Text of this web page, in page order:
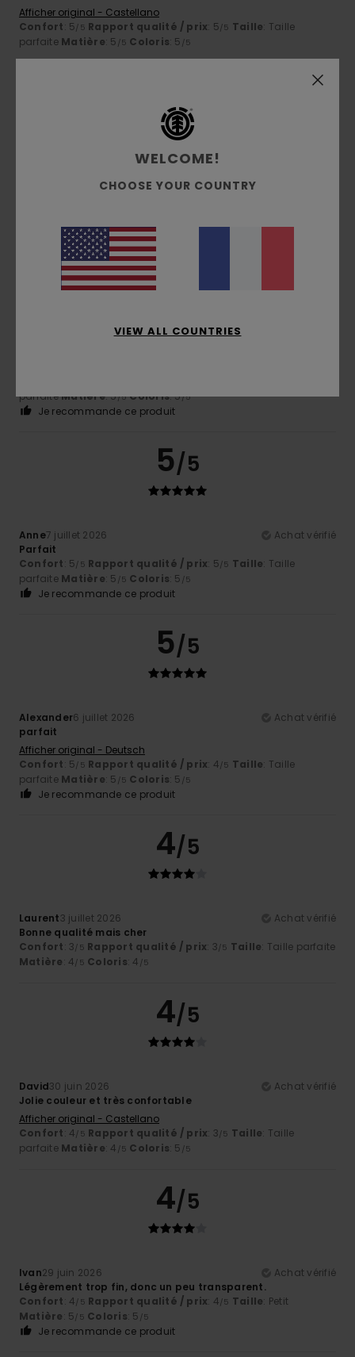
Afficher original - Castellano
Confort: 5 /5 Rapport qualité / prix: 5 /5 Taille: Taille
parfaite Matière: 5 /5 Coloris: 5 /5
Afficher original - Français
Je recommande ce produit
5
parfaiteMatière: 5/5 Coloris: 5/5
Je recommande ce produit
5/5
Anne7 juillet 2026
Achat vérifié
Parfait
Confort: 5 /5 Rapport qualité / prix: 5 /5 Taille: Taille
parfaite Matière: 5 /5 Coloris: 5 /5
Je recommande ce produit
5/5
Alexander6 juillet 2026
Achat vérifié
parfait
Afficher original - Deutsch
Confort: 5 /5 Rapport qualité / prix: 4 /5 Taille: Taille
parfaite Matière: 5 /5 Coloris: 5 /5
Je recommande ce produit
4/5
Laurent3 juillet 2026
Achat vérifié
Bonne qualité mais cher
Confort: 3 /5 Rapport qualité / prix: 3 /5 Taille: Taille parfaite
Matière: 4 /5 Coloris: 4 /5
4/5
David30 juin 2026
Achat vérifié
Jolie couleur et très confortable
Afficher original - Castellano
Confort: 4 /5 Rapport qualité / prix: 3 /5 Taille: Taille
parfaite Matière: 4 /5 Coloris: 5 /5
4/5
Ivan29 juin 2026
Achat vérifié
Légèrement trop fin, donc un peu transparent.
Confort: 4 /5 Rapport qualité / prix: 4 /5 Taille: Petit
Matière: 5 /5 Coloris: 5 /5
Je recommande ce produit
WELCOME!
CHOOSE YOUR COUNTRY
VIEW ALL COUNTRIES